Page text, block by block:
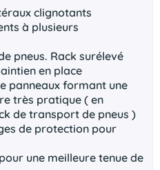
clignotants
à plusieurs
pneus. Rack surélevé
en place
panneaux formant une
très pratique ( en
de transport de pneus )
de protection pour
une meilleure tenue de